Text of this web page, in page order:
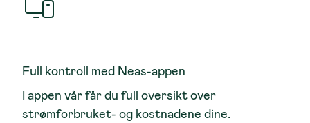
Full kontroll med Neas-appen
I appen vår får du full oversikt over
strømforbruket- og kostnadene dine.